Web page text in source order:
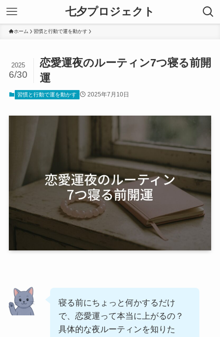
七夕プロジェクト
ホーム 習慣と行動で運を動かす
恋愛運夜のルーティン7つ寝る前開
運
2025
6/30
習慣と行動で運を動かす 2025年7月10日
寝る前にちょっと何かするだけ
で、恋愛運って本当に上がるの？
具体的な夜ルーティンを知りた